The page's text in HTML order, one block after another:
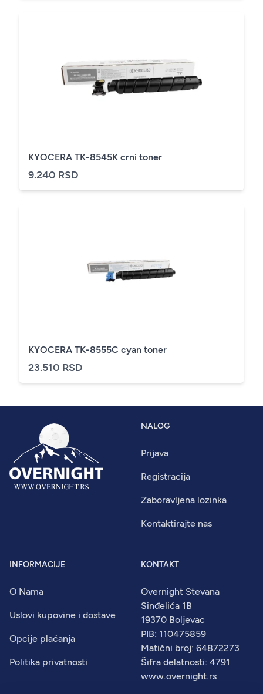
KYOCERA TK-8545K crni toner
9.240 RSD
KYOCERA TK-8555C cyan toner
23.510 RSD
NALOG
Prijava
Registracija
Zaboravljena lozinka
Kontaktirajte nas
INFORMACIJE
O Nama
Uslovi kupovine i dostave
Opcije plaćanja
Politika privatnosti
KONTAKT
Overnight Stevana
Sinđelića 1B
19370 Boljevac
PIB: 110475859
Matični broj: 64872273
Šifra delatnosti: 4791
www.overnight.rs